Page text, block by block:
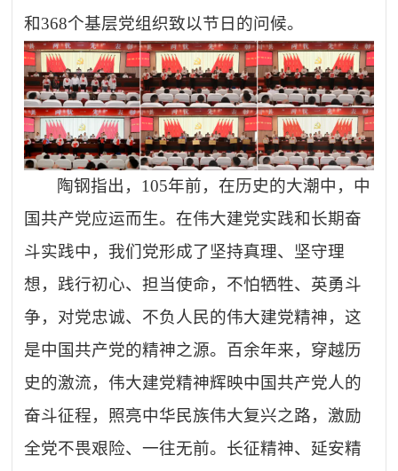
和368个基层党组织致以节日的问候。
陶钢指出， 105年前，在历史的大潮中，中
国共产党应运而生。在伟大建党实践和长期奋
斗实践中，我们党形成了坚持真理、坚守理
想，践行初心、担当使命，不怕牺牲、英勇斗
争，对党忠诚、不负人民的伟大建党精神，这
是中国共产党的精神之源。百余年来，穿越历
史的激流，伟大建党精神辉映中国共产党人的
奋斗征程，照亮中华民族伟大复兴之路，激励
全党不畏艰险、一往无前。长征精神、延安精